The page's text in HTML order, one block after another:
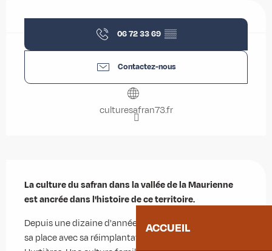
ACCUEIL
06 72 33 69 ▒▒
Contactez-nous
culturesafran73.fr
La culture du safran dans la vallée de la Maurienne
est ancrée dans l'histoire de ce territoire.
Depuis une dizaine d'années, cet "or rouge" a retrouvé
sa place avec sa réimplantation sur le domaine des